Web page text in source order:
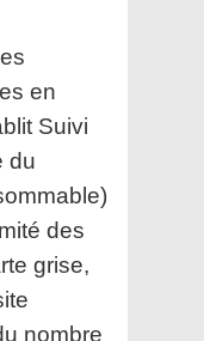
en
Suivi
du
des
grise,
nombre